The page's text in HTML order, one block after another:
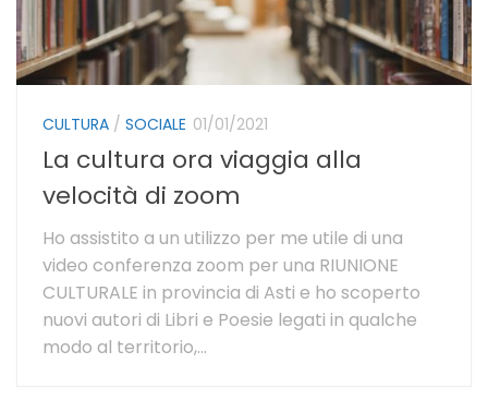
CULTURA / SOCIALE 01/01/2021
La cultura ora viaggia alla
velocità di zoom
Ho assistito a un utilizzo per me utile di una
video conferenza zoom per una RIUNIONE
CULTURALE in provincia di Asti e ho scoperto
nuovi autori di Libri e Poesie legati in qualche
modo al territorio,...